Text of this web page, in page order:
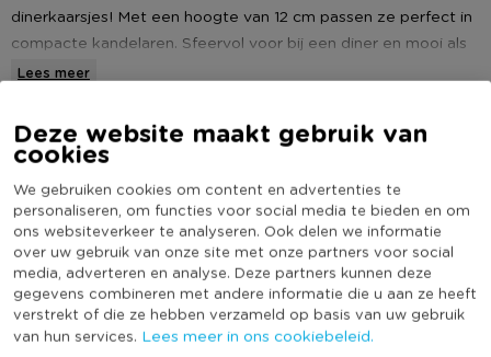
Deze website maakt gebruik van
cookies
We gebruiken cookies om content en advertenties te
personaliseren, om functies voor social media te bieden en om
ons websiteverkeer te analyseren. Ook delen we informatie
over uw gebruik van onze site met onze partners voor social
media, adverteren en analyse. Deze partners kunnen deze
gegevens combineren met andere informatie die u aan ze heeft
verstrekt of die ze hebben verzameld op basis van uw gebruik
van hun services. Lees meer in ons cookiebeleid.
dinerkaarsjes! Met een hoogte van 12 cm passen ze perfect in
compacte kandelaren. Sfeervol voor bij een diner en mooi als
decoratie voor in het huis. Uiteraard ook te gebruiken om op
cm hoog en 2 cm dik. Hierdoor past de kaars gemakkelijk in de
meeste kandelaars zodat deze stevig staat en veilig kan
Elke kaars heeft 4 branduren.
Contactgegevens
Xenos B.V, Schutweg 8, 5145NP Waalwijk, Nederland
www.xenos.nl/klantenservice
Lees meer
Specificaties
Artikelnummer
421130
Online Only
Nee
Materiaal
Wax
Diameter (cm)
2
Producthoogte (cm)
12
Kleur
Oranje